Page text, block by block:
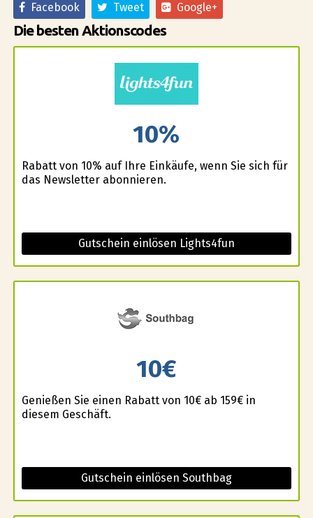
Facebook Tweet Google+
Die besten Aktionscodes
10%
Rabatt von 10% auf Ihre Einkäufe, wenn Sie sich für
das Newsletter abonnieren.
Gutschein einlösen Lights4fun
10€
Genießen Sie einen Rabatt von 10€ ab 159€ in
diesem Geschäft.
Gutschein einlösen Southbag